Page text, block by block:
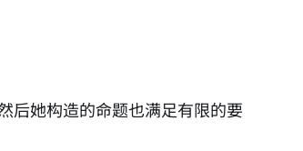
后她构造的命题也满足有限的要